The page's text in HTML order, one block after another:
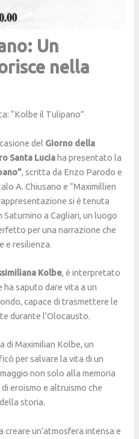
Un
nella
“Kolbe il Tulipano”
del Giorno della
Santa Lucia ha presentato la
, scritta da Enzo Parodo e
A. Chiusano e “Maximillien
si è tenuta
Saturnino a Cagliari, un luogo
per una narrazione che
e resilienza.
Kolbe, è interpretato
ha saputo dare vita a un
capace di trasmettere le
durante l’Olocausto.
di Maximilian Kolbe, un
per salvare la vita di un
non solo alla memoria
eroismo e altruismo che
storia.
un’atmosfera intensa e